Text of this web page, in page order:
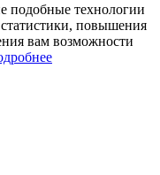
подобные технологии
повышения
вам возможности